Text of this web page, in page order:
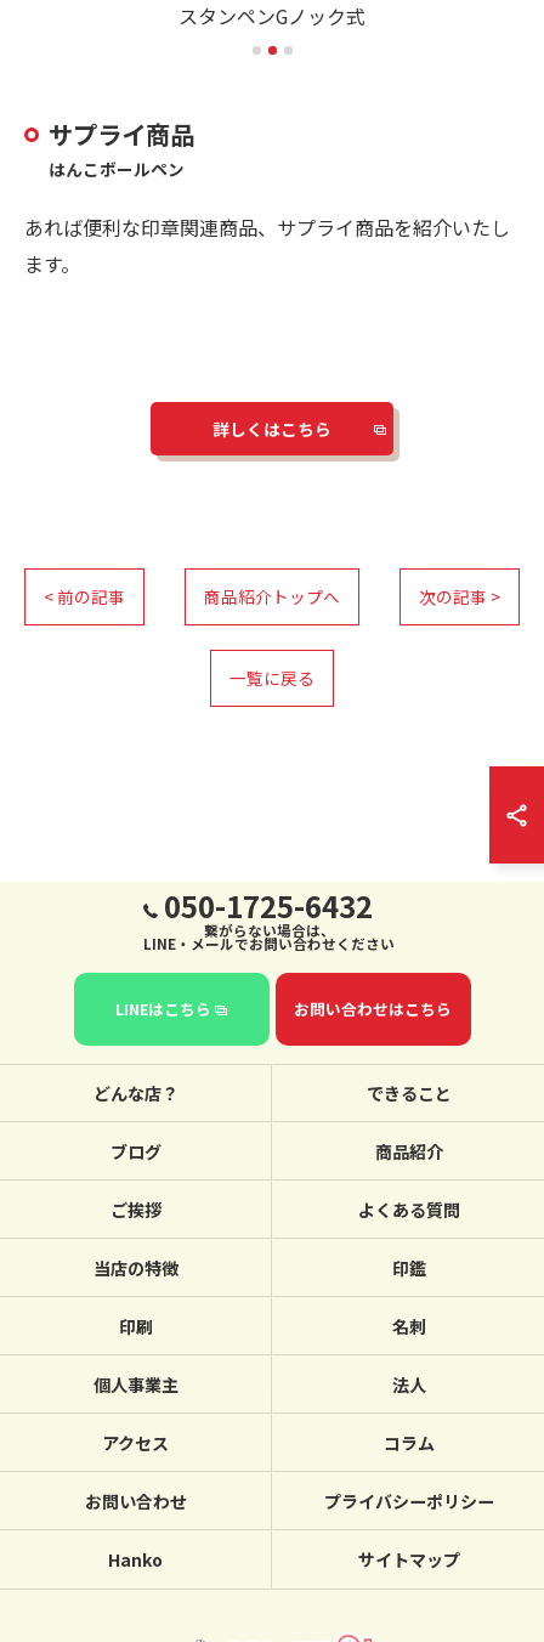
スタンペンGノック式
サプライ商品
はんこボールペン
あれば便利な印章関連商品、サプライ商品を紹介いたし
ます。
詳しくはこちら
< 前の記事 商品紹介トップへ 次の記事 >
一覧に戻る
050-1725-6432
繋がらない場合は、
LINE・メールでお問い合わせください
LINEはこちら お問い合わせはこちら
どんな店？ できること
ブログ 商品紹介
ご挨拶 よくある質問
当店の特徴 印鑑
印刷 名刺
個人事業主 法人
アクセス コラム
お問い合わせ プライバシーポリシー
Hanko サイトマップ